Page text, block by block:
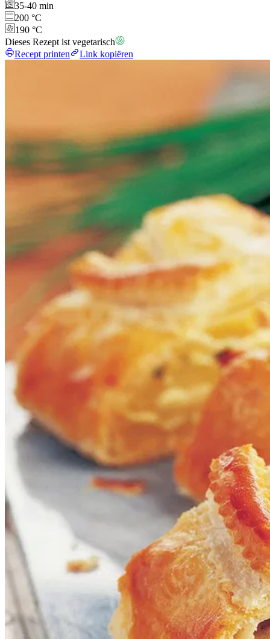
35-40 min
200 °C
190 °C
Dieses Rezept ist vegetarisch
Recept printen
Link kopiëren